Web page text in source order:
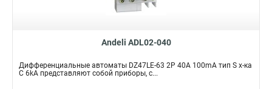
Andeli ADL02-040
Дифференциальные автоматы DZ47LE-63 2P 40A 100mA тип S х-ка
С 6kA представляют собой приборы, с...